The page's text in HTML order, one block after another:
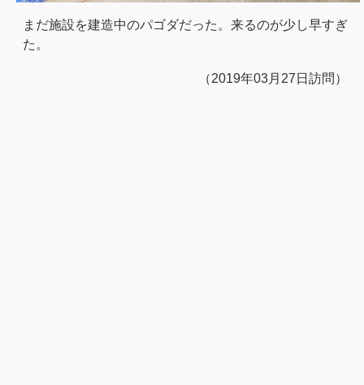
まだ施設を建造中のパゴダだった。来るのが少し早すぎ
た。
（2019年03月27日訪問）